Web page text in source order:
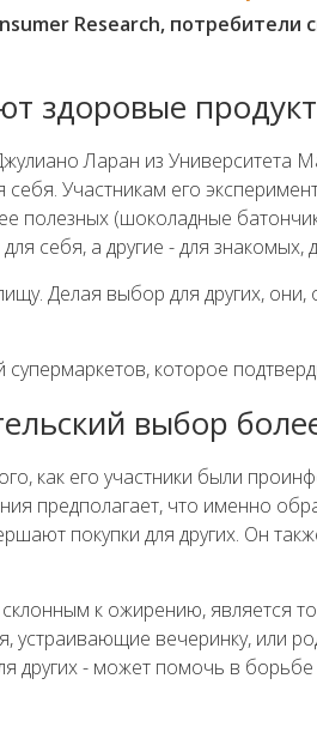
Research,
здоровые
Ларан из Университета
Участникам его
полезных (шоколадные
себя, а другие - для знакомых,
Делая выбор для других,
которое
выбор
как его участники были
предполагает, что именно
покупки для других. Он
к ожирению, является
вечеринку, или
других - может помочь в